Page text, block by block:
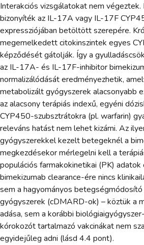
Interakciós vizsgálatokat nem végeztek.
bizonyíték az IL-17A vagy IL-17F
expressziójában betöltött szerepére.
megemelkedett citokinszintek egyes
képződését gátolják. Így a
az IL-17A- és IL-17F-inhibitor
normalizálódását eredményezhetik,
metabolizált gyógyszerek alacsonyabb
az alacsony terápiás indexű, egyéni
CYP450-szubsztrátokra (pl. warfarin)
releváns hatást nem lehet kizárni. Az
gyógyszerekkel kezelt betegeknél a
megkezdésekor mérlegelni kell a
populációs farmakokinetikai (PK)
bimekizumab clearance-ére nincs
sem a hagyományos
gyógyszerek (cDMARD-ok) – köztük a
adása, sem a korábbi
kórokozót tartalmazó vakcinákat nem
egyidejűleg adni (lásd 4.4 pont).